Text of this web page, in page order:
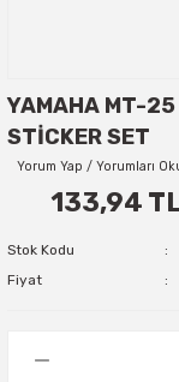
YAMAHA MT-25
STİCKER SET
Yorum Yap / Yorumları
133,94
Stok Kodu
Fiyat